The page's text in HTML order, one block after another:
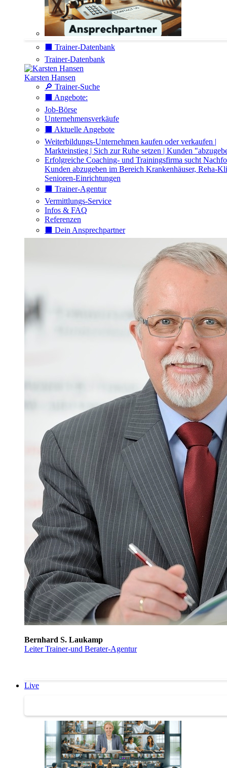
⬛️ Trainer-Datenbank
Trainer-Datenbank
Karsten Hansen
🔎 Trainer-Suche
⬛️ Angebote:
Job-Börse
Unternehmensverkäufe
⬛️ Aktuelle Angebote
Weiterbildungs-Unternehmen kaufen oder verkaufen |
Markteinstieg | Sich zur Ruhe setzen | Kunden
Erfolgreiche Coaching- und Trainingsfirma sucht
Kunden abzugeben im Bereich Krankenhäuser, Reha-
Senioren-Einrichtungen
⬛️ Trainer-Agentur
Vermittlungs-Service
Infos & FAQ
Referenzen
⬛️ Dein Ansprechpartner
Bernhard S. Laukamp
Leiter Trainer-und Berater-Agentur
Live